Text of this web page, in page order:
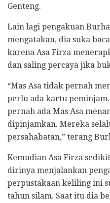
Genteng.
Lain lagi pengakuan
mengatakan, dia suka
karena Asa Firza
dan saling percaya jika
“Mas Asa tidak pernah
perlu ada kartu
pernah ada Mas Asa
dipinjamkan. Mereka
persahabatan,” terang
Kemudian Asa Firza
dirinya menjalankan
perpustakaan keliling ini
tahun silam. Saat itu dia